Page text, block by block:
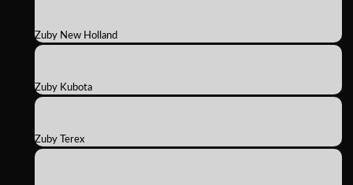
Zuby New Holland
Zuby Kubota
Zuby Terex